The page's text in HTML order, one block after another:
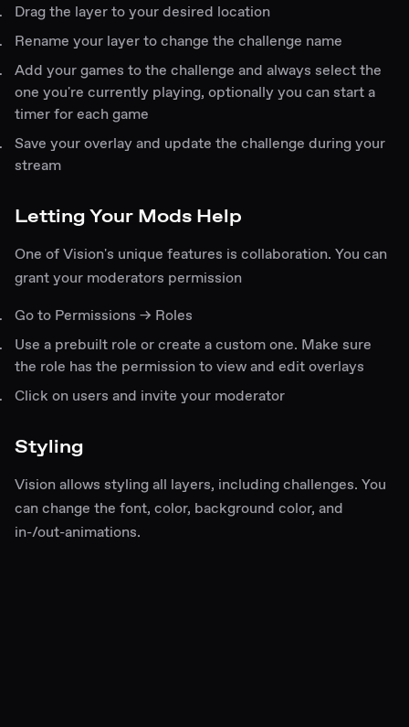
Drag the layer to your desired location
Rename your layer to change the challenge name
Add your games to the challenge and always select the
one you're currently playing, optionally you can start a
timer for each game
Save your overlay and update the challenge during your
stream
Letting Your Mods Help
One of Vision's unique features is collaboration. You can
grant your moderators permission
Go to Permissions → Roles
Use a prebuilt role or create a custom one. Make sure
the role has the permission to view and edit overlays
Click on users and invite your moderator
Styling
Vision allows styling all layers, including challenges. You
can change the font, color, background color, and
in-/out-animations.